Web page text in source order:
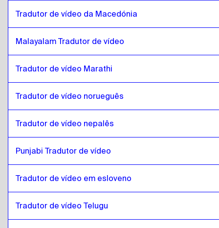
romenoparaFrancês suíço / Alemão
romenopara mongol
mongolpararomeno
Belga Neerlandês / Francês
romenoparaEspanhol da Costa Rica
Espanhol da Costa Ricapara
Tradutor de vídeo da Macedónia
Malayalam Tradutor de vídeo
Tradutor de vídeo Marathi
Tradutor de vídeo norueguês
Tradutor de vídeo nepalês
Punjabi Tradutor de vídeo
Tradutor de vídeo em esloveno
Tradutor de vídeo Telugu